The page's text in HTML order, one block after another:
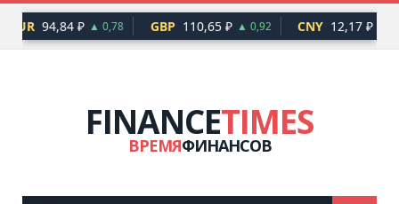
EUR 94,84 ₽ ▲ 0,78 GBP 110,65 ₽ ▲ 0,92 CNY 12,17 ₽
FINANCETIMES
ВРЕМЯФИНАНСОВ